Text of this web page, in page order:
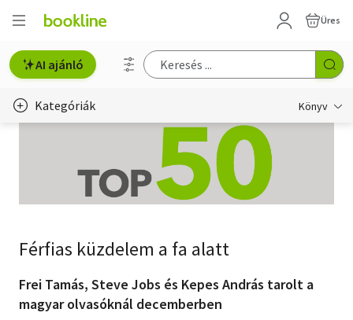
Üres
AI ajánló
Kategóriák Könyv
Hobbi, szabadidő
Irodalom
Művészet
Férfias küzdelem a fa alatt
Frei Tamás, Steve Jobs és Kepes András tarolt a
magyar olvasóknál decemberben